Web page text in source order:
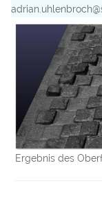
Ergebnis des